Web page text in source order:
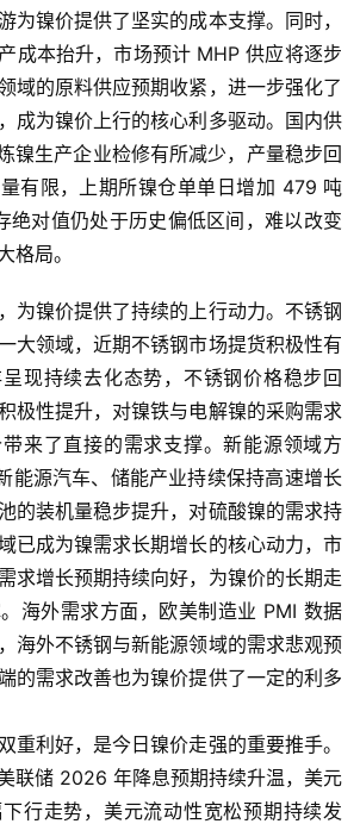
为镍价提供了坚实的成本支撑。同时，
成本抬升，市场预计 MHP 供应将逐步
域的原料供应预期收紧，进一步强化了
成为镍价上行的核心利多驱动。国内供
镍生产企业检修有所减少，产量稳步回
有限，上期所镍仓单单日增加 479 吨
绝对值仍处于历史偏低区间，难以改变
格局。
为镍价提供了持续的上行动力。不锈钢
大领域，近期不锈钢市场提货积极性有
现持续去化态势，不锈钢价格稳步回
极性提升，对镍铁与电解镍的采购需求
来了直接的需求支撑。新能源领域方
能源汽车、储能产业持续保持高速增长
的装机量稳步提升，对硫酸镍的需求持
已成为镍需求长期增长的核心动力，市
求增长预期持续向好，为镍价的长期走
海外需求方面，欧美制造业 PMI 数据
海外不锈钢与新能源领域的需求悲观预
的需求改善也为镍价提供了一定的利多
重利好，是今日镍价走强的重要推手。
联储 2026 年降息预期持续升温，美元
行走势，美元流动性宽松预期持续发